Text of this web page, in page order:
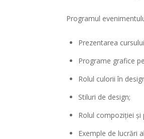
Programul
Prezentarea
Programe grafice
Rolul culorii în
Stiluri de design;
Rolul compoziției
Exemple de lucrări